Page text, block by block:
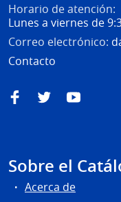
Horario de atención:
Lunes a viernes de
Correo electrónico:
Contacto
FacebookTwitterYouTube
Sobre el
Acerca de